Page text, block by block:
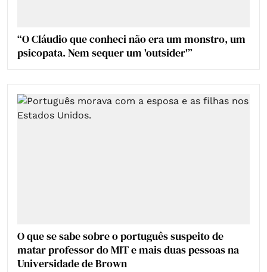
“O Cláudio que conheci não era um monstro, um
psicopata. Nem sequer um 'outsider'”
O que se sabe sobre o português suspeito de
matar professor do MIT e mais duas pessoas na
Universidade de Brown